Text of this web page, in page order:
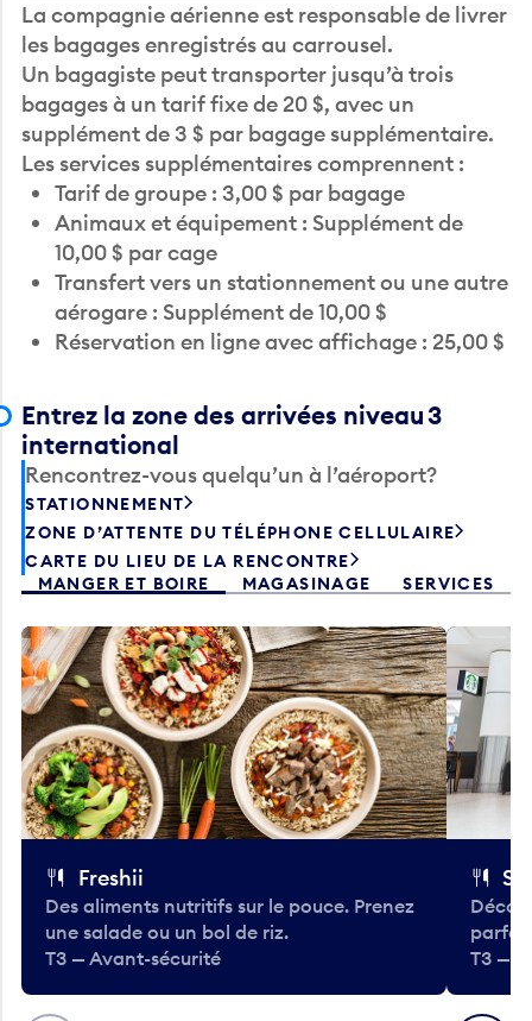
La compagnie aérienne est responsable de livrer
les bagages enregistrés au carrousel.
Un bagagiste peut transporter jusqu’à trois
bagages à un tarif fixe de 20 $, avec un
supplément de 3 $ par bagage supplémentaire.
Les services supplémentaires comprennent :
Tarif de groupe : 3,00 $ par bagage
Animaux et équipement : Supplément de
10,00 $ par cage
Transfert vers un stationnement ou une autre
aérogare : Supplément de 10,00 $
Réservation en ligne avec affichage : 25,00 $
Entrez la zone des arrivées niveau 3
international
Rencontrez-vous quelqu’un à l’aéroport?
STATIONNEMENT
ZONE D’ATTENTE DU TÉLÉPHONE CELLULAIRE
CARTE DU LIEU DE LA RENCONTRE
MANGER ET BOIRE
MAGASINAGE SERVICES
Freshii
Des aliments nutritifs sur le pouce. Prenez
une salade ou un bol de riz.
T3 — Avant-sécurité
T3 —